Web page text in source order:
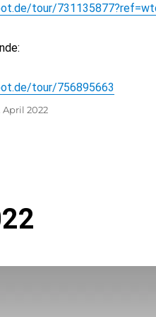
tour/
tour/756895663
April 2022